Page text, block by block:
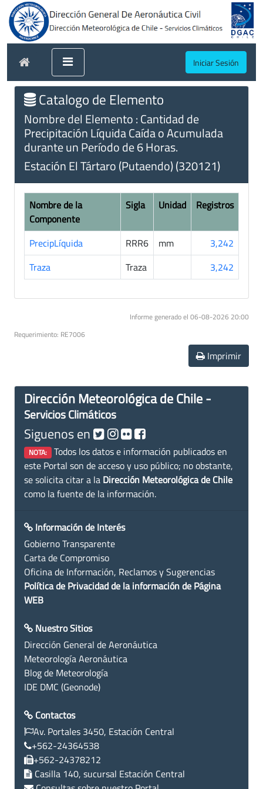
Iniciar Sesión
Catalogo de Elemento
Nombre del Elemento : Cantidad de
Precipitación Líquida Caída o Acumulada
durante un Período de 6 Horas.
Estación El Tártaro (Putaendo) (320121)
Nombre de la
Componente
Sigla Unidad Registros
PrecipLíquida RRR6 mm
3,242
Traza
Traza 3,242
Informe generado el 06-08-2026 20:00
Requerimiento: RE7006
Imprimir
Dirección Meteorológica de Chile -
Servicios Climáticos
Siguenos en
NOTA: Todos los datos e información publicados en
este Portal son de acceso y uso público; no obstante,
se solicita citar a la Dirección Meteorológica de Chile
como la fuente de la información.
Información de Interés
Gobierno Transparente
Carta de Compromiso
Oficina de Información, Reclamos y Sugerencias
Política de Privacidad de la información de Página
WEB
Nuestro Sitios
Dirección General de Aeronáutica
Meteorología Aeronáutica
Blog de Meteorología
IDE DMC (Geonode)
Contactos
Av. Portales 3450, Estación Central
+562-24364538
+562-24378212
Casilla 140, sucursal Estación Central